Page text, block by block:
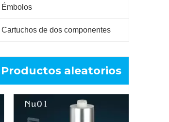
Émbolos
Cartuchos de dos componentes
Productos aleatorios